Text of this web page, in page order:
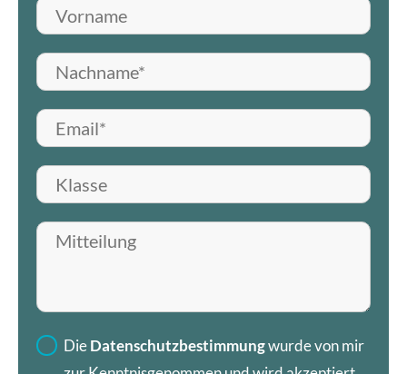
Vorname
Nachname*
E-Mail*
Klasse
Mitteilung hinterlassen
Die Datenschutzbestimmungwurde von mir